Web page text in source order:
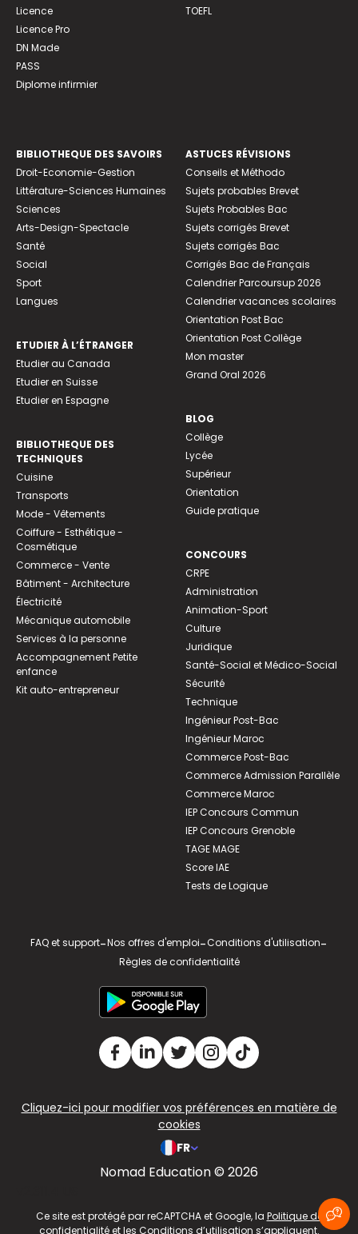
Licence
Licence Pro
DN Made
PASS
Diplome infirmier
TOEFL
BIBLIOTHEQUE DES SAVOIRS
Droit-Economie-Gestion
Littérature-Sciences Humaines
Sciences
Arts-Design-Spectacle
Santé
Social
Sport
Langues
ETUDIER À L’ÉTRANGER
Etudier au Canada
Etudier en Suisse
Etudier en Espagne
BIBLIOTHEQUE DES
TECHNIQUES
Cuisine
Transports
Mode - Vêtements
Coiffure - Esthétique -
Cosmétique
Commerce - Vente
Bâtiment - Architecture
Électricité
Mécanique automobile
Services à la personne
Accompagnement Petite
enfance
Kit auto-entrepreneur
ASTUCES RÉVISIONS
Conseils et Méthodo
Sujets probables Brevet
Sujets Probables Bac
Sujets corrigés Brevet
Sujets corrigés Bac
Corrigés Bac de Français
Calendrier Parcoursup 2026
Calendrier vacances scolaires
Orientation Post Bac
Orientation Post Collège
Mon master
Grand Oral 2026
BLOG
Collège
Lycée
Supérieur
Orientation
Guide pratique
CONCOURS
CRPE
Administration
Animation-Sport
Culture
Juridique
Santé-Social et Médico-Social
Sécurité
Technique
Ingénieur Post-Bac
Ingénieur Maroc
Commerce Post-Bac
Commerce Admission Parallèle
Commerce Maroc
IEP Concours Commun
IEP Concours Grenoble
TAGE MAGE
Score IAE
Tests de Logique
FAQ et support-Nos offres d'emploi-Conditions d'utilisation-
Règles de confidentialité
Cliquez-ici pour modifier vos préférences en matière de
cookies
FR
Nomad Education © 2026
Ce site est protégé par reCAPTCHA et Google, la Politique de
confidentialitéet les Conditions d’utilisation s’appliquent.